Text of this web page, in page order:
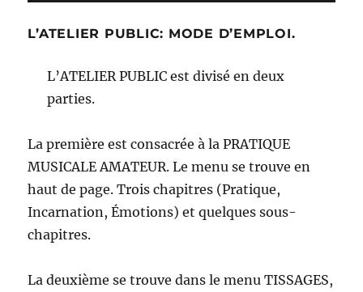
L’ATELIER PUBLIC: MODE D’EMPLOI.
L’ATELIER PUBLIC est divisé en deux
parties.
La première est consacrée à la PRATIQUE
MUSICALE AMATEUR. Le menu se trouve en
haut de page. Trois chapitres (Pratique,
Incarnation, Émotions) et quelques sous-
chapitres.
La deuxième se trouve dans le menu TISSAGES,